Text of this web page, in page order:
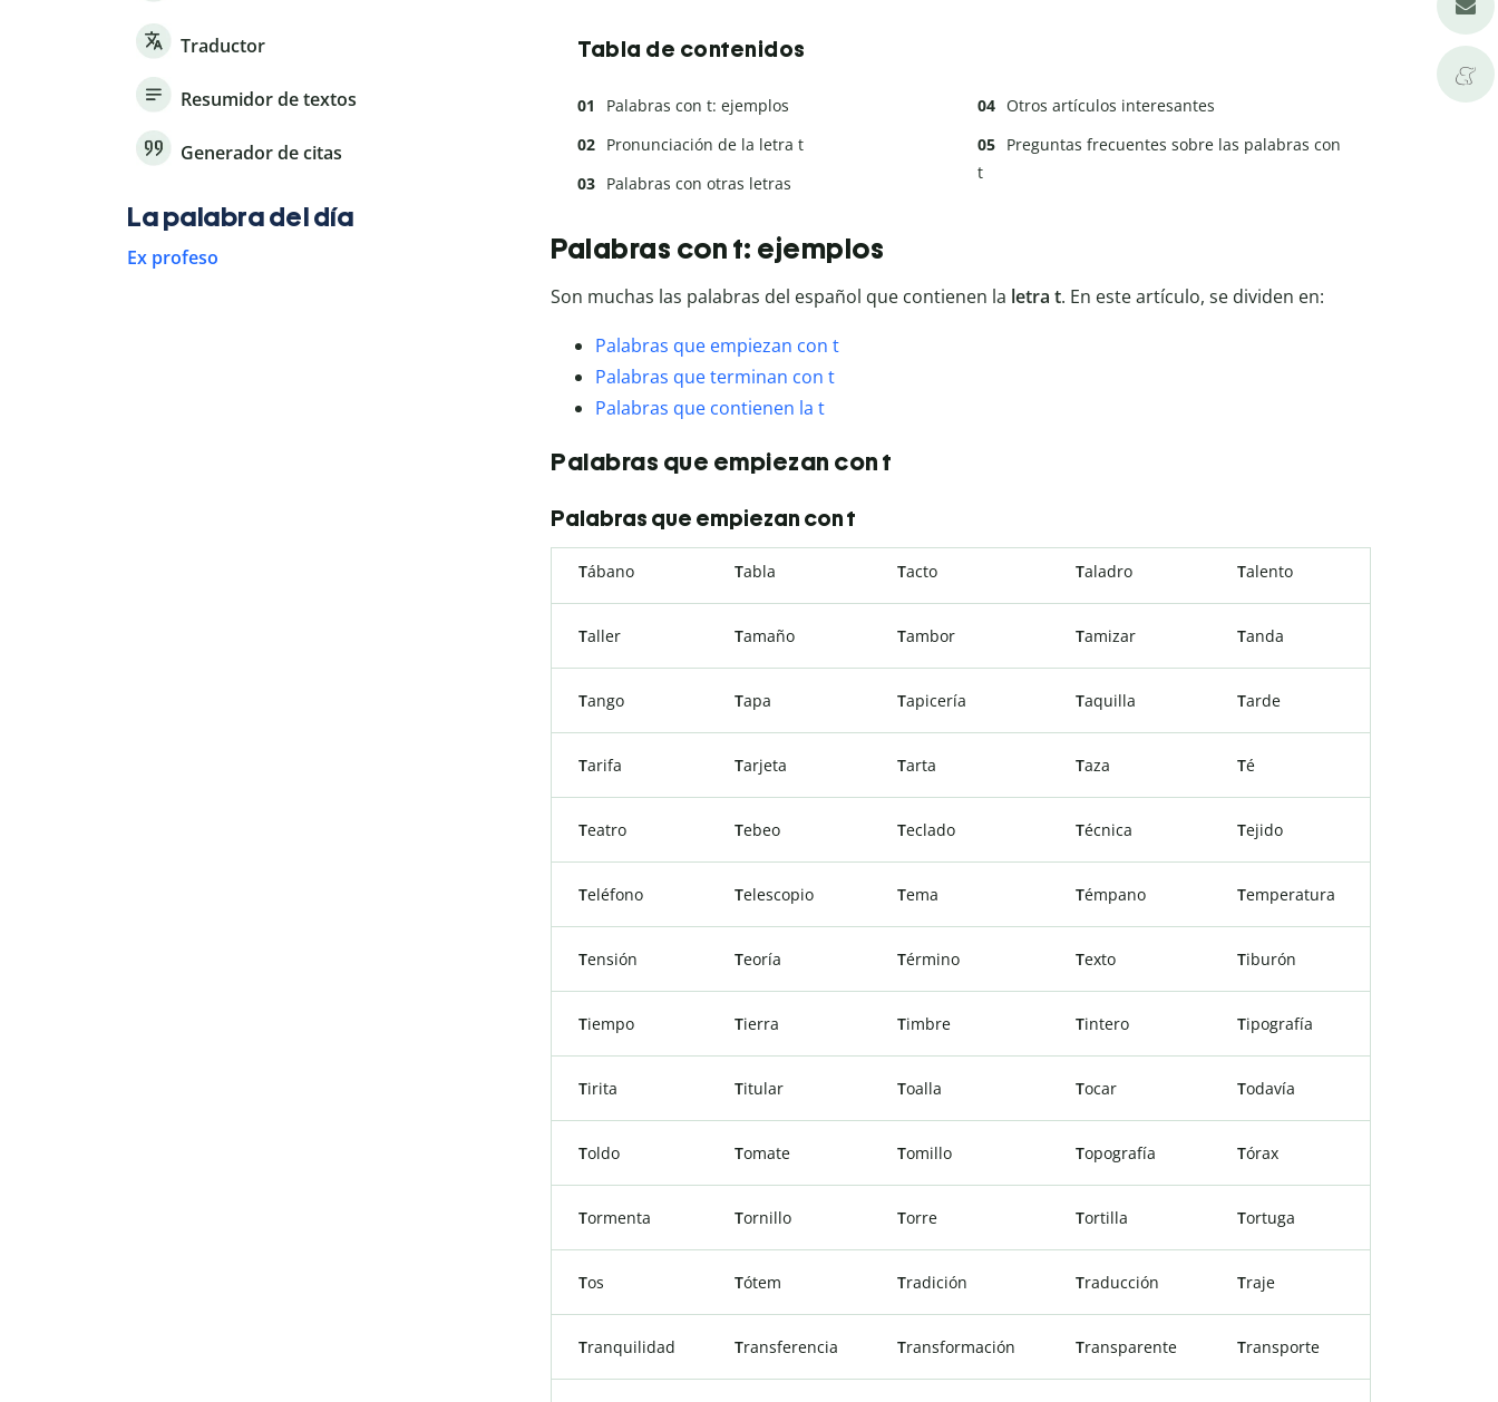
Tabla de contenidos
Palabras con t: ejemplos
Pronunciación de la letra t
Palabras con otras letras
Otros artículos interesantes
Preguntas frecuentes sobre las palabras con
t
Palabras con t: ejemplos
Son muchas las palabras del español que contienen la letra t. En este artículo, se dividen en:
Palabras que empiezan con t
Palabras que terminan con t
Palabras que contienen la t
Palabras que empiezan con t
Palabras que empiezan con t
Tábano Tabla Tacto Taladro Talento
Taller Tamaño Tambor Tamizar Tanda
Tango Tapa Tapicería Taquilla Tarde
Tarifa Tarjeta Tarta Taza Té
Teatro Tebeo Teclado Técnica Tejido
Teléfono Telescopio Tema Témpano Temperatura
Tensión Teoría Término Texto Tiburón
Tiempo Tierra Timbre Tintero Tipografía
Tirita Titular Toalla Tocar Todavía
Toldo Tomate Tomillo Topografía Tórax
Tormenta Tornillo Torre Tortilla Tortuga
Tos Tótem Tradición Traducción Traje
Tranquilidad Transferencia Transformación Transparente Transporte
Traductor
Resumidor de textos
Generador de citas
La palabra del día
Ex profeso